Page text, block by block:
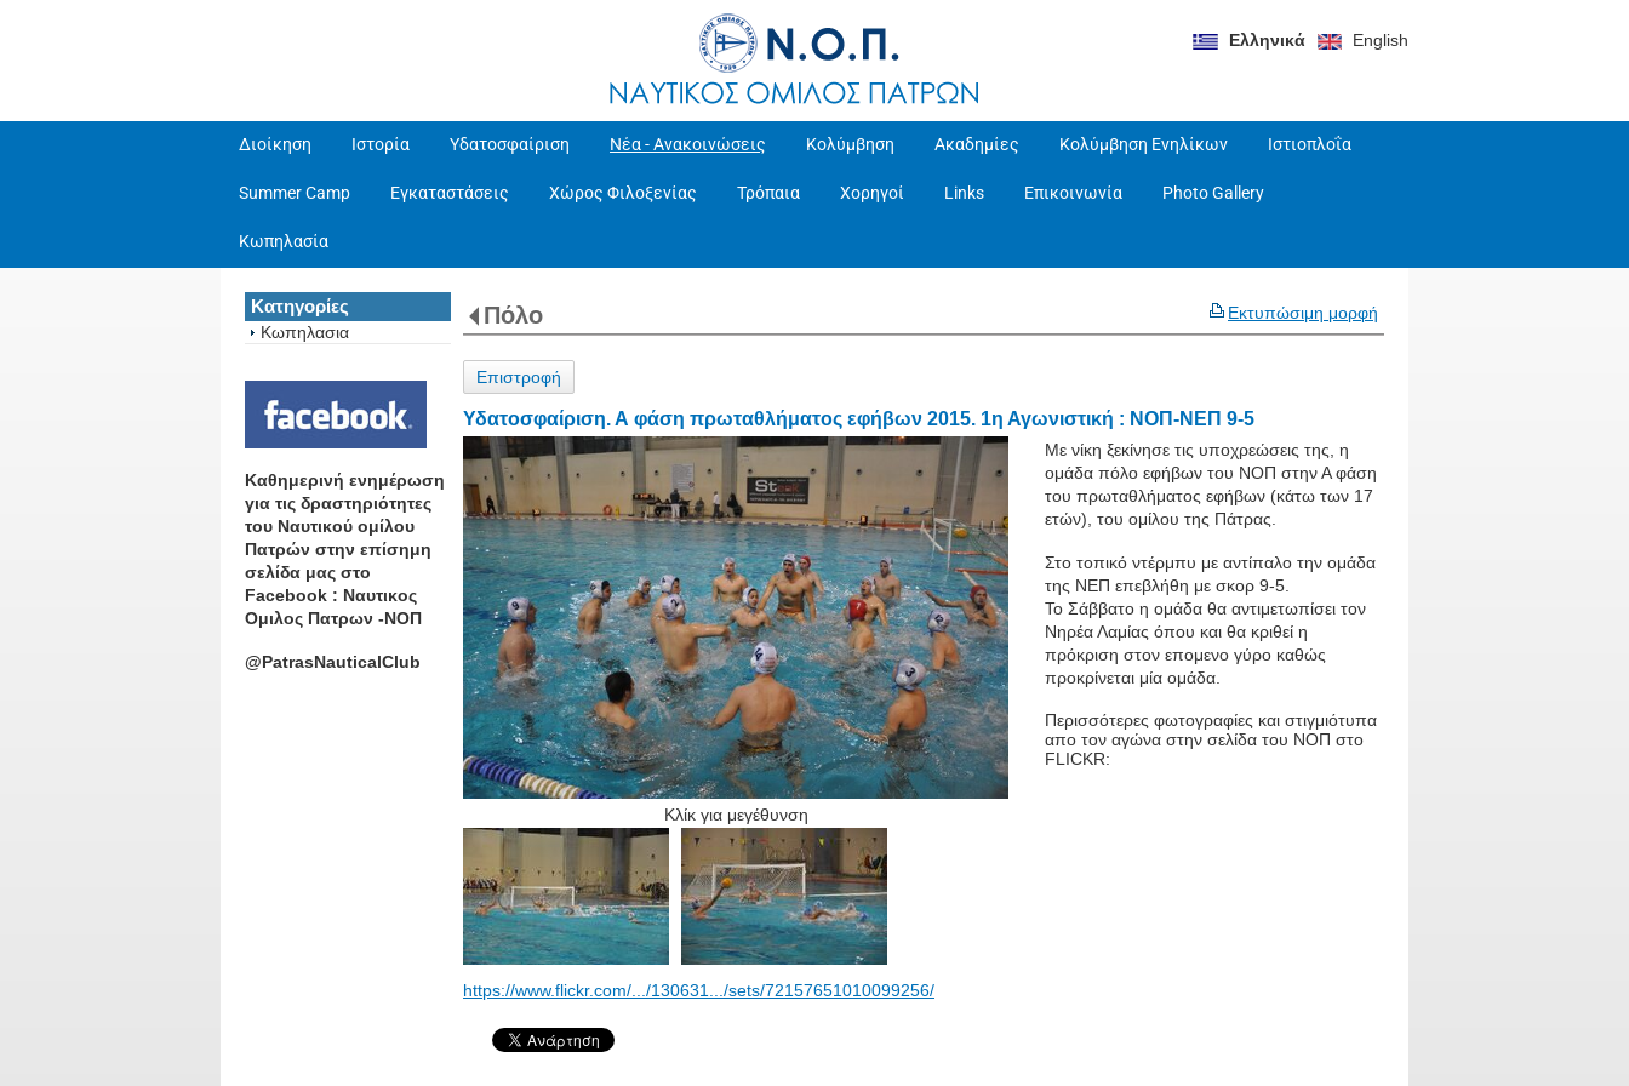
Ελληνικά English
Διοίκηση Ιστορία Υδατοσφαίριση Νέα - Ανακοινώσεις Κολύμβηση Ακαδημίες Κολύμβηση Ενηλίκων Ιστιοπλοΐα
Summer Camp Εγκαταστάσεις Χώρος Φιλοξενίας Τρόπαια Χορηγοί Links Επικοινωνία Photo Gallery
Κωπηλασία
Κατηγορίες
Κωπηλασια
Καθημερινή ενημέρωση
για τις δραστηριότητες
του Ναυτικού ομίλου
Πατρών στην επίσημη
σελίδα μας στο
Facebook : Ναυτικος
Ομιλος Πατρων -ΝΟΠ
@PatrasNauticalClub
Εκτυπώσιμη μορφή
Πόλο
Επιστροφή
Υδατοσφαίριση. Α φάση πρωταθλήματος εφήβων 2015. 1η Αγωνιστική : ΝΟΠ-ΝΕΠ 9-5
Κλίκ για μεγέθυνση
Με νίκη ξεκίνησε τις υποχρεώσεις της, η
ομάδα πόλο εφήβων του ΝΟΠ στην Α φάση
του πρωταθλήματος εφήβων (κάτω των 17
ετών), του ομίλου της Πάτρας.
Στο τοπικό ντέρμπυ με αντίπαλο την ομάδα
της ΝΕΠ επεβλήθη με σκορ 9-5.
Το Σάββατο η ομάδα θα αντιμετωπίσει τον
Νηρέα Λαμίας όπου και θα κριθεί η
πρόκριση στον επομενο γύρο καθώς
προκρίνεται μία ομάδα.
Περισσότερες φωτογραφίες και στιγμιότυπα
απο τον αγώνα στην σελίδα του ΝΟΠ στο
FLICKR:
https://www.flickr.com/.../130631.../sets/72157651010099256/